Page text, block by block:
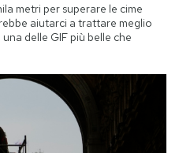
metri per superare le cime
aiutarci a trattare meglio
delle GIF più belle che